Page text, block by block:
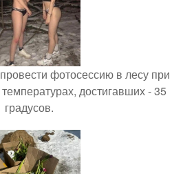
фотосессию в лесу при
достигавших - 35
градусов.